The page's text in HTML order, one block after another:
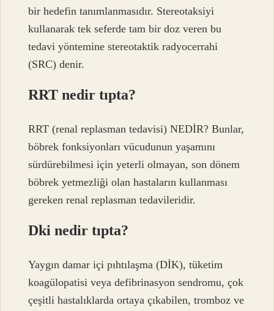
bir hedefin tanımlanmasıdır. Stereotaksiyi
kullanarak tek seferde tam bir doz veren bu
tedavi yöntemine stereotaktik radyocerrahi
(SRC) denir.
RRT nedir tıpta?
RRT (renal replasman tedavisi) NEDİR? Bunlar,
böbrek fonksiyonları vücudunun yaşamını
sürdürebilmesi için yeterli olmayan, son dönem
böbrek yetmezliği olan hastaların kullanması
gereken renal replasman tedavileridir.
Dki nedir tıpta?
Yaygın damar içi pıhtılaşma (DİK), tüketim
koagülopatisi veya defibrinasyon sendromu, çok
çeşitli hastalıklarda ortaya çıkabilen, tromboz ve